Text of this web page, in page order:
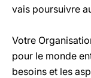
vais poursuivre
Votre
pour le monde
besoins et les